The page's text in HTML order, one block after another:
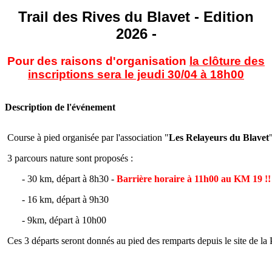
Trail des Rives du Blavet - Edition
2026 -
Pour des raisons d'organisation la clôture des
inscriptions sera le jeudi 30/04 à 18h00
Description de l'événement
Course à pied organisée par l'association "Les Relayeurs du Blavet
3 parcours nature sont proposés :
- 30 km, départ à 8h30 - Barrière horaire à 11h00 au KM 19 !!
- 16 km, départ à 9h30
- 9km, départ à 10h00
Ces 3 départs seront donnés au pied des remparts depuis le site de la